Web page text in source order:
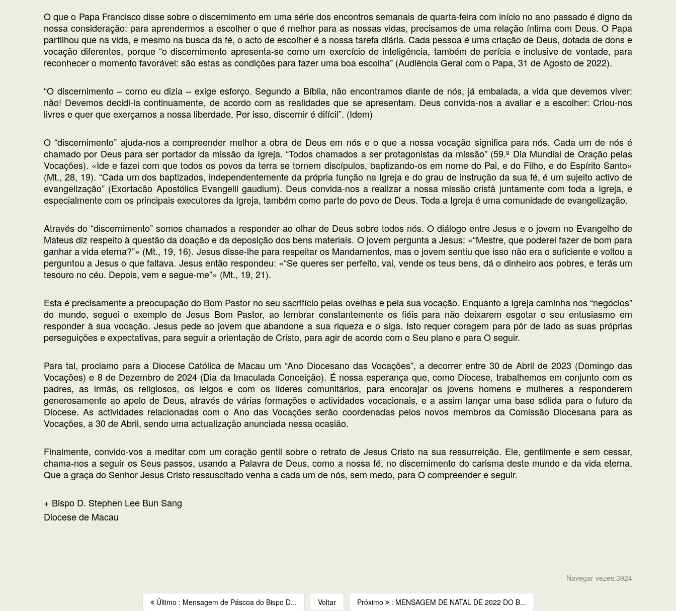
O que o Papa Francisco disse sobre o discernimento em uma série dos encontros semanais de quarta-feira com início no ano passado é digno da
nossa consideração: para aprendermos a escolher o que é melhor para as nossas vidas, precisamos de uma relação íntima com Deus. O Papa
partilhou que na vida, e mesmo na busca da fé, o acto de escolher é a nossa tarefa diária. Cada pessoa é uma criação de Deus, dotada de dons e
vocação diferentes, porque “o discernimento apresenta-se como um exercício de inteligência, também de perícia e inclusive de vontade, para
reconhecer o momento favorável: são estas as condições para fazer uma boa escolha” (Audiência Geral com o Papa, 31 de Agosto de 2022).
“O discernimento – como eu dizia – exige esforço. Segundo a Bíblia, não encontramos diante de nós, já embalada, a vida que devemos viver:
não! Devemos decidi-la continuamente, de acordo com as realidades que se apresentam. Deus convida-nos a avaliar e a escolher: Criou-nos
livres e quer que exerçamos a nossa liberdade. Por isso, discernir é difícil”. (Idem)
O “discernimento” ajuda-nos a compreender melhor a obra de Deus em nós e o que a nossa vocação significa para nós. Cada um de nós é
chamado por Deus para ser portador da missão da Igreja. “Todos chamados a ser protagonistas da missão” (59.º Dia Mundial de Oração pelas
Vocações). «Ide e fazei com que todos os povos da terra se tornem discípulos, baptizando-os em nome do Pai, e do Filho, e do Espírito Santo»
(Mt., 28, 19). “Cada um dos baptizados, independentemente da própria função na Igreja e do grau de instrução da sua fé, é um sujeito activo de
evangelização” (Exortacão Apostólica Evangelii gaudium). Deus convida-nos a realizar a nossa missão cristã juntamente com toda a Igreja, e
especialmente com os principais executores da Igreja, também como parte do povo de Deus. Toda a Igreja é uma comunidade de evangelização.
Através do “discernimento” somos chamados a responder ao olhar de Deus sobre todos nós. O diálogo entre Jesus e o jovem no Evangelho de
Mateus diz respeito à questão da doação e da deposição dos bens materiais. O jovem pergunta a Jesus: «“Mestre, que poderei fazer de bom para
ganhar a vida eterna?”» (Mt., 19, 16). Jesus disse-lhe para respeitar os Mandamentos, mas o jovem sentiu que isso não era o suficiente e voltou a
perguntou a Jesus o que faltava. Jesus então respondeu: «“Se queres ser perfeito, vai, vende os teus bens, dá o dinheiro aos pobres, e terás um
tesouro no céu. Depois, vem e segue-me”» (Mt., 19, 21).
Esta é precisamente a preocupação do Bom Pastor no seu sacrifício pelas ovelhas e pela sua vocação. Enquanto a Igreja caminha nos “negócios”
do mundo, seguei o exemplo de Jesus Bom Pastor, ao lembrar constantemente os fiéis para não deixarem esgotar o seu entusiasmo em
responder à sua vocação. Jesus pede ao jovem que abandone a sua riqueza e o siga. Isto requer coragem para pôr de lado as suas próprias
perseguições e expectativas, para seguir a orientação de Cristo, para agir de acordo com o Seu plano e para O seguir.
Para tal, proclamo para a Diocese Católica de Macau um “Ano Diocesano das Vocações”, a decorrer entre 30 de Abril de 2023 (Domingo das
Vocações) e 8 de Dezembro de 2024 (Dia da Imaculada Conceição). É nossa esperança que, como Diocese, trabalhemos em conjunto com os
padres, as irmãs, os religiosos, os leigos e com os líderes comunitários, para encorajar os jovens homens e mulheres a responderem
generosamente ao apelo de Deus, através de várias formações e actividades vocacionais, e a assim lançar uma base sólida para o futuro da
Diocese. As actividades relacionadas com o Ano das Vocações serão coordenadas pelos novos membros da Comissão Diocesana para as
Vocações, a 30 de Abril, sendo uma actualização anunciada nessa ocasião.
Finalmente, convido-vos a meditar com um coração gentil sobre o retrato de Jesus Cristo na sua ressurreição. Ele, gentilmente e sem cessar,
chama-nos a seguir os Seus passos, usando a Palavra de Deus, como a nossa fé, no discernimento do carisma deste mundo e da vida eterna.
Que a graça do Senhor Jesus Cristo ressuscitado venha a cada um de nós, sem medo, para O compreender e seguir.
+ Bispo D. Stephen Lee Bun Sang
Diocese de Macau
Navegar vezes:3924
Último : Mensagem de Páscoa do Bispo D... Voltar Próximo : MENSAGEM DE NATAL DE 2022 DO B...